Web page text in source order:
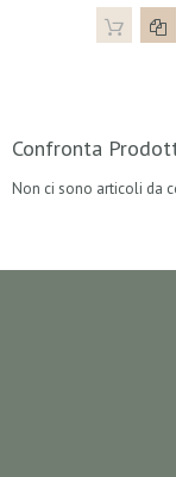
Confronta
Non ci sono articoli da